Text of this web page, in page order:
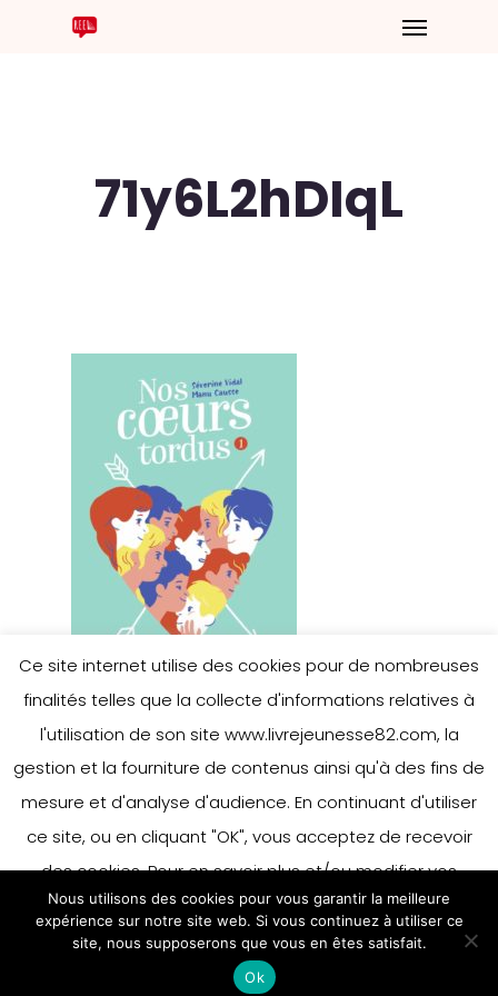
71y6L2hDIqL
Ce site internet utilise des cookies pour de nombreuses
finalités telles que la collecte d'informations relatives à
l'utilisation de son site www.livrejeunesse82.com, la
gestion et la fourniture de contenus ainsi qu'à des fins de
mesure et d'analyse d'audience. En continuant d'utiliser
ce site, ou en cliquant "OK", vous acceptez de recevoir
des cookies. Pour en savoir plus et/ou modifier vos
préférences en matière de cookies, merci de vous référer
à notre politique sur les cookies.
Accepter
En savoir plus
Nous utilisons des cookies pour vous garantir la meilleure
expérience sur notre site web. Si vous continuez à utiliser ce
site, nous supposerons que vous en êtes satisfait.
Ok